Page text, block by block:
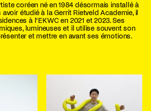
coréen né en 1984 désormais installé à
étudié à la Gerrit Rietveld Academie, il
à l’EKWC en 2021 et 2023. Ses
lumineuses et il utilise souvent son
et mettre en avant ses émotions.